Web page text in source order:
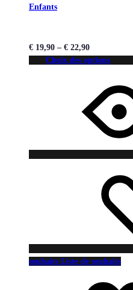
Enfants
€ 19,90 – € 22,90
Choix des options
souhaits Liste de souhaits